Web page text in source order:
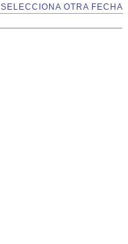
SELECCIONA OTRA FECHA